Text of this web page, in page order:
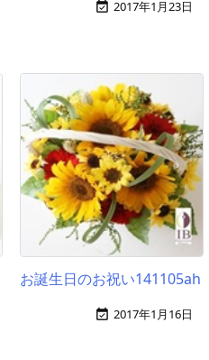
 2017年1月23日
お誕生日のお祝い141105ah
 2017年1月16日